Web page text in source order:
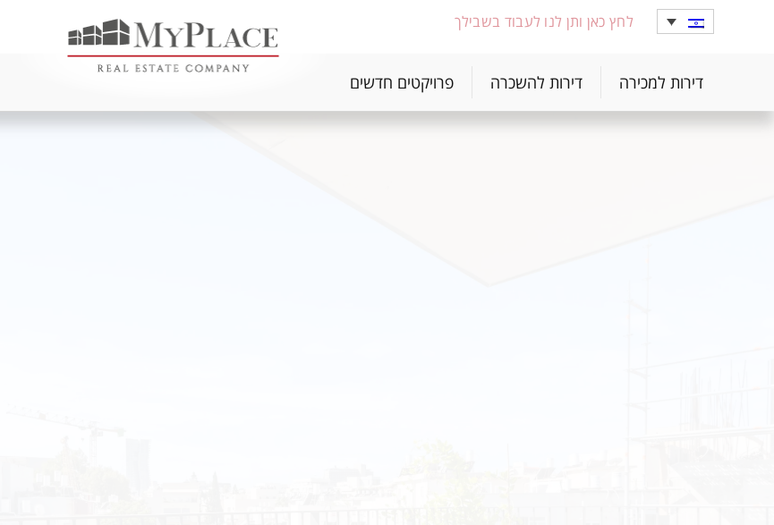
לחץ כאן ותן לנו לעבוד בשבילך
דירות למכירה דירות להשכרה פרויקטים חדשים